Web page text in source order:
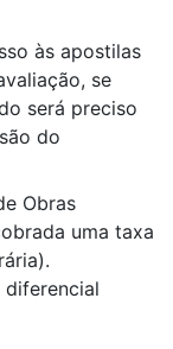
às apostilas
se
será preciso
do
Obras
uma taxa